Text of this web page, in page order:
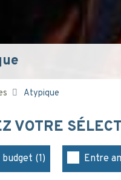
Atypique
VOTRE
(1) Entre